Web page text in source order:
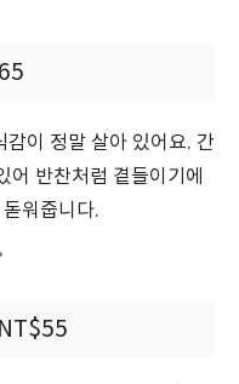
감이 정말 살아 있어요. 간
어 반찬처럼 곁들이기에
워줍니다.